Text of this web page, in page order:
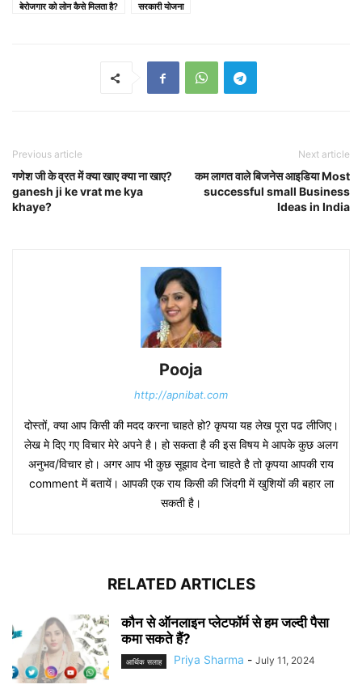
बेरोजगार को लोन कैसे मिलता है?
सरकारी योजना
Previous article
गणेश जी के व्रत में क्या खाए क्या ना खाए?
ganesh ji ke vrat me kya
khaye?
Next article
कम लागत वाले बिजनेस आइडिया Most
successful small Business
Ideas in India
Pooja
http://apnibat.com
दोस्तों, क्या आप किसी की मदद करना चाहते हो? कृपया यह लेख पूरा पढ लीजिए।
लेख मे दिए गए विचार मेरे अपने है। हो सकता है की इस विषय मे आपके कुछ अलग
अनुभव/विचार हो। अगर आप भी कुछ सूझाव देना चाहते है तो कृपया आपकी राय
comment में बतायें। आपकी एक राय किसी की जिंदगी में खुशियों की बहार ला
सकती है।
RELATED ARTICLES
कौन से ऑनलाइन प्लेटफॉर्म से हम जल्दी पैसा
कमा सकते हैं?
आर्थिक सलाह Priya Sharma - July 11, 2024